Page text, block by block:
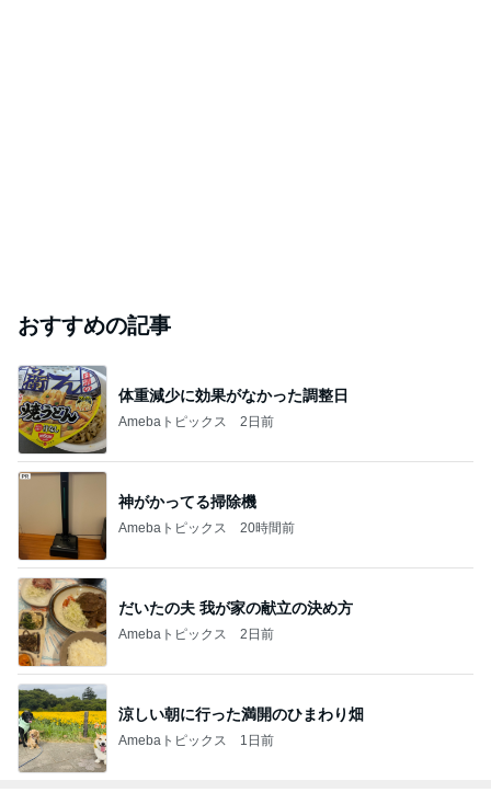
おすすめの記事
体重減少に効果がなかった調整日
Amebaトピックス 2日前
神がかってる掃除機
Amebaトピックス 20時間前
だいたの夫 我が家の献立の決め方
Amebaトピックス 2日前
涼しい朝に行った満開のひまわり畑
Amebaトピックス 1日前